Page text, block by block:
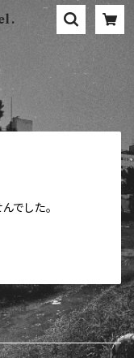
でした。